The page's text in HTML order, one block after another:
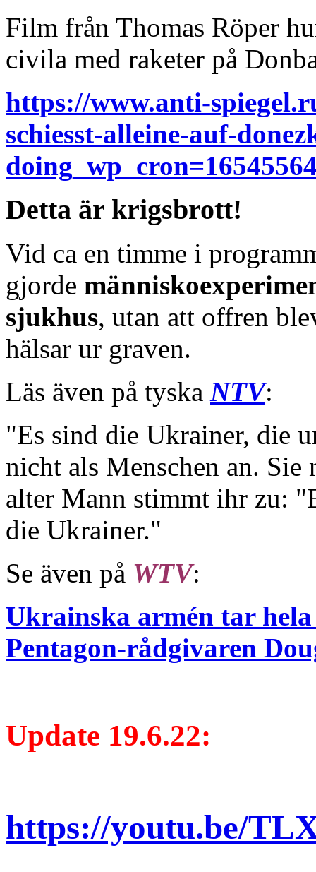
Film från Thomas Röper
civila med raketer på
https://www.anti-
schiesst-alleine-auf-
Detta är krigsbrott!
Vid ca en timme i
gjorde
sjukhus, utan att offren
hälsar ur graven.
Läs även på tyska NTV:
"Es sind die Ukrainer, die
nicht als Menschen an. Sie
alter Mann stimmt ihr zu:
die Ukrainer."
Se även på WTV:
Ukrainska armén tar
Pentagon-rådgivaren
Update 19.6.22:
https://youtu.be/